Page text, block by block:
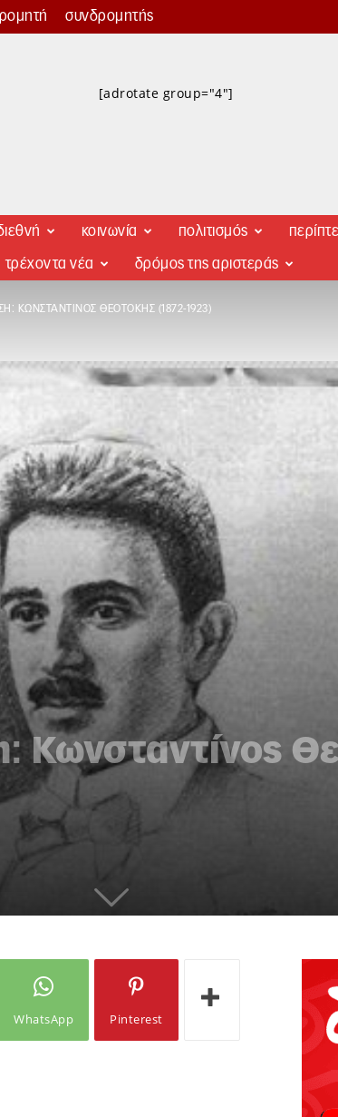
συνδρομητής
[adrotate group="4"]
κοινωνία πολιτισμός
τρέχοντα νέα δρόμος της αριστεράς
ΚΩΝΣΤΑΝΤΊΝΟΣ ΘΕΟΤΌΚΗΣ (1872-1923)
Κωνσταντίνος
WhatsApp Pinterest